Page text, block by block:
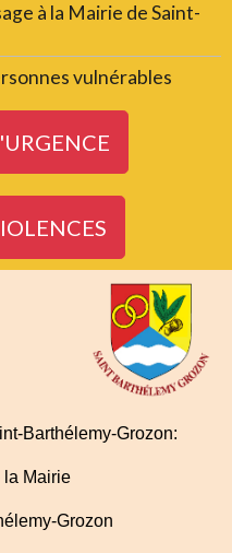
à la Mairie de Saint-
vulnérables
Barthélemy-Grozon:
la Mairie
Grozon